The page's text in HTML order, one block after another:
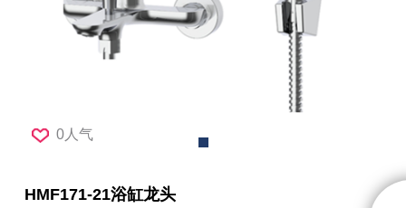
0人气
HMF171-21浴缸龙头